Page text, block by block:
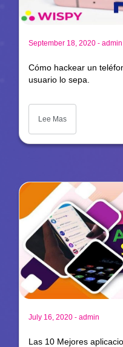
September 18, 2020 - admin
Cómo hackear un
usuario lo sepa.
Lee Mas
July 16, 2020 - admin
Las 10 Mejores